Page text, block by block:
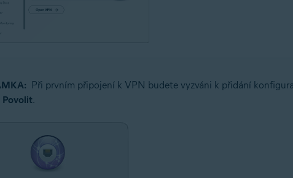
Při prvním připojení k VPN budete vyzváni k přidání
Povolit.